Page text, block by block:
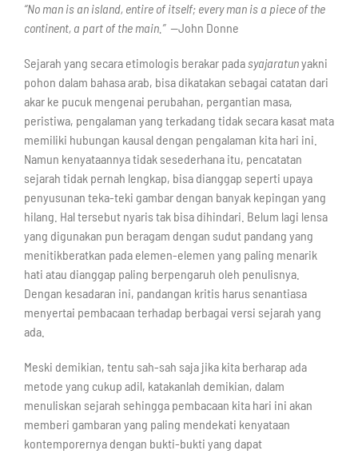
“No man is an island, entire of itself; every man is a piece of the
continent, a part of the main.” —John Donne
Sejarah yang secara etimologis berakar padasyajaratunyakni
pohon dalam bahasa arab, bisa dikatakan sebagai catatan dari
akar ke pucuk mengenai perubahan, pergantian masa,
peristiwa, pengalaman yang terkadang tidak secara kasat mata
memiliki hubungan kausal dengan pengalaman kita hari ini.
Namun kenyataannya tidak sesederhana itu, pencatatan
sejarah tidak pernah lengkap, bisa dianggap seperti upaya
penyusunan teka-teki gambar dengan banyak kepingan yang
hilang. Hal tersebut nyaris tak bisa dihindari. Belum lagi lensa
yang digunakan pun beragam dengan sudut pandang yang
menitikberatkan pada elemen-elemen yang paling menarik
hati atau dianggap paling berpengaruh oleh penulisnya.
Dengan kesadaran ini, pandangan kritis harus senantiasa
menyertai pembacaan terhadap berbagai versi sejarah yang
ada.
Meski demikian, tentu sah-sah saja jika kita berharap ada
metode yang cukup adil, katakanlah demikian, dalam
menuliskan sejarah sehingga pembacaan kita hari ini akan
memberi gambaran yang paling mendekati kenyataan
kontemporernya dengan bukti-bukti yang dapat